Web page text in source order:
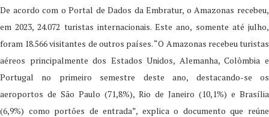
De acordo com o Portal de Dados da Embratur, o Amazonas recebeu,
em 2023, 24.072 turistas internacionais. Este ano, somente até julho,
foram 18.566 visitantes de outros países. “O Amazonas recebeu turistas
aéreos principalmente dos Estados Unidos, Alemanha, Colômbia e
Portugal no primeiro semestre deste ano, destacando-se os
aeroportos de São Paulo (71,8%), Rio de Janeiro (10,1%) e Brasília
(6,9%) como portões de entrada”, explica o documento que reúne